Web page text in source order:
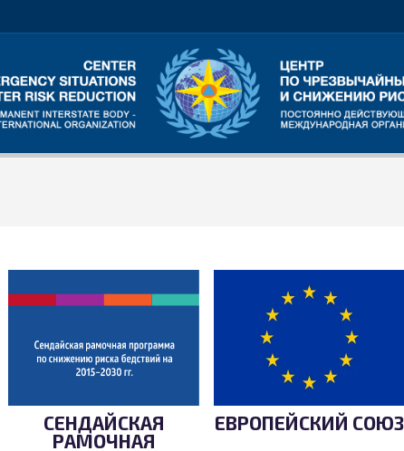
СЕНДАЙСКАЯ
РАМОЧНАЯ
ЕВРОПЕЙСКИЙ СОЮЗ